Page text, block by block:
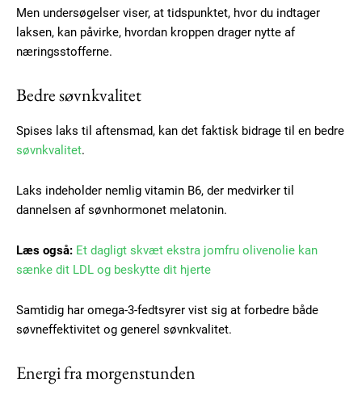
Men undersøgelser viser, at tidspunktet, hvor du indtager
laksen, kan påvirke, hvordan kroppen drager nytte af
næringsstofferne.
Bedre søvnkvalitet
Spises laks til aftensmad, kan det faktisk bidrage til en bedre
søvnkvalitet.
Laks indeholder nemlig vitamin B6, der medvirker til
dannelsen af søvnhormonet melatonin.
Læs også: Et dagligt skvæt ekstra jomfru olivenolie kan
sænke dit LDL og beskytte dit hjerte
Samtidig har omega-3-fedtsyrer vist sig at forbedre både
søvneffektivitet og generel søvnkvalitet.
Energi fra morgenstunden